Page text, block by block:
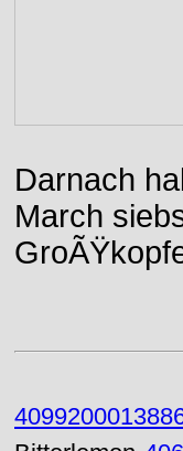
Darnach
March